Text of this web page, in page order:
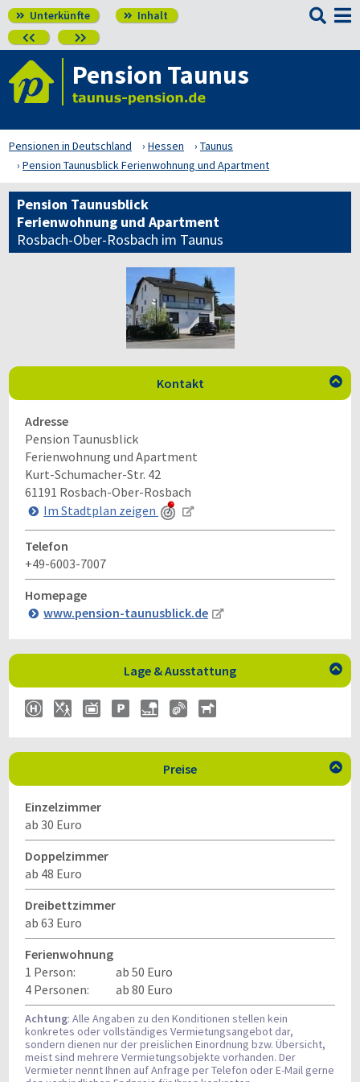
 Unterkünfte  Inhalt
 

Pension Taunus
Pensionen in Deutschland Hessen
Taunus
Pension Taunusblick Ferienwohnung und Apartment
Pension Taunusblick
Ferienwohnung und Apartment
Rosbach-Ober-Rosbach im Taunus
Kontakt 
Adresse
Pension Taunusblick
Ferienwohnung und Apartment
Kurt-Schumacher-Str. 42
61191 Rosbach-Ober-Rosbach
Im Stadtplan zeigen
Telefon
+49-6003-7007
Homepage
www.pension-taunusblick.de
Lage & Ausstattung 
Preise 
Einzelzimmer
ab 30 Euro
Doppelzimmer
ab 48 Euro
Dreibettzimmer
ab 63 Euro
Ferienwohnung
1 Person:
ab 50 Euro
4 Personen:
ab 80 Euro
Achtung: Alle Angaben zu den Konditionen stellen kein
konkretes oder vollständiges Vermietungsangebot dar,
sondern dienen nur der preislichen Einordnung bzw. Übersicht,
meist sind mehrere Vermietungsobjekte vorhanden. Der
Vermieter nennt Ihnen auf Anfrage per Telefon oder E-Mail gerne